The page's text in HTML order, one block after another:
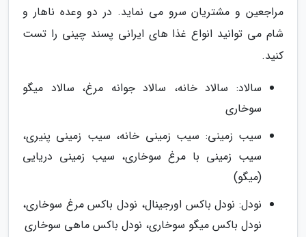
مراجعین و مشتریان سرو می نماید. در دو وعده ناهار و
شام می توانید انواع غذا های ایرانی پسند چینی را تست
کنید.
سالاد: سالاد خانه، سالاد جوانه مرغ، سالاد میگو
سوخاری
سیب زمینی: سیب زمینی خانه، سیب زمینی پنیری،
سیب زمینی با مرغ سوخاری، سیب زمینی دریایی
(میگو)
نودل: نودل باکس اورجینال، نودل باکس مرغ سوخاری،
نودل باکس میگو سوخاری، نودل باکس ماهی سوخاری